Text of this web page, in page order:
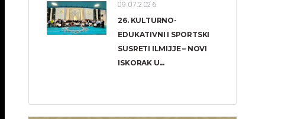
09.07.2026.
26. KULTURNO-
EDUKATIVNI I SPORTSKI
SUSRETI ILMIJJE – NOVI
ISKORAK U...